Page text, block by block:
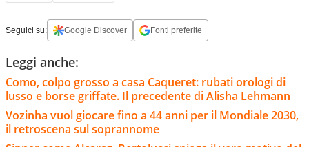
Seguici su: Google Discover Fonti preferite
Leggi anche:
Como, colpo grosso a casa Caqueret: rubati orologi di
lusso e borse griffate. Il precedente di Alisha Lehmann
Vozinha vuol giocare fino a 44 anni per il Mondiale 2030,
il retroscena sul soprannome